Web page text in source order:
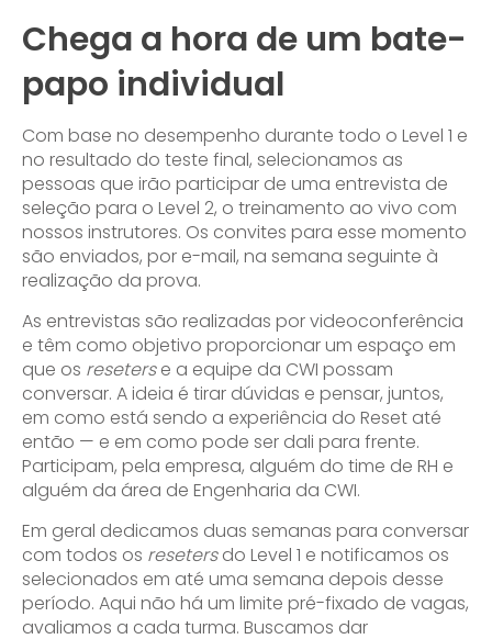
Chega a hora de um bate-
papo individual
Com base no desempenho durante todo o Level 1 e
no resultado do teste final, selecionamos as
pessoas que irão participar de uma entrevista de
seleção para o Level 2, o treinamento ao vivo com
nossos instrutores. Os convites para esse momento
são enviados, por e-mail, na semana seguinte à
realização da prova.
As entrevistas são realizadas por videoconferência
e têm como objetivo proporcionar um espaço em
que os reseterse a equipe da CWI possam
conversar. A ideia é tirar dúvidas e pensar, juntos,
em como está sendo a experiência do Reset até
então — e em como pode ser dali para frente.
Participam, pela empresa, alguém do time de RH e
alguém da área de Engenharia da CWI.
Em geral dedicamos duas semanas para conversar
com todos os resetersdo Level 1 e notificamos os
selecionados em até uma semana depois desse
período. Aqui não há um limite pré-fixado de vagas,
avaliamos a cada turma. Buscamos dar